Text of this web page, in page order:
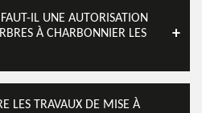
IL UNE AUTORISATION
À CHARBONNIER LES
LES TRAVAUX DE MISE À